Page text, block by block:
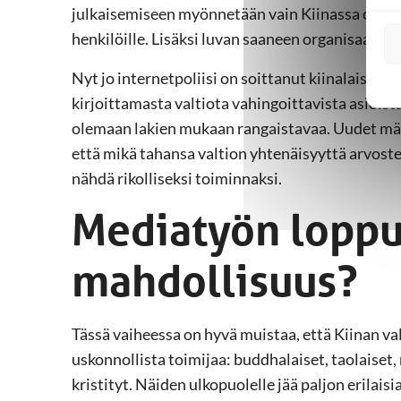
julkaisemiseen myönnetään vain Kiinassa
henkilöille. Lisäksi luvan saaneen
Nyt jo internetpoliisi on soittanut kiinalaisille
kirjoittamasta valtiota vahingoittavista
olemaan lakien mukaan rangaistavaa. Uudet
että mikä tahansa valtion yhtenäisyyttä
nähdä rikolliseksi toiminnaksi.
Mediatyön
mahdollisuus?
Tässä vaiheessa on hyvä muistaa, että Kiinan
uskonnollista toimijaa: buddhalaiset,
kristityt. Näiden ulkopuolelle jää paljon